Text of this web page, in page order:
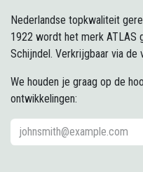
Nederlandse topkwaliteit
1922 wordt het merk ATLAS
Schijndel. Verkrijgbaar via de
We houden je graag op de
ontwikkelingen: